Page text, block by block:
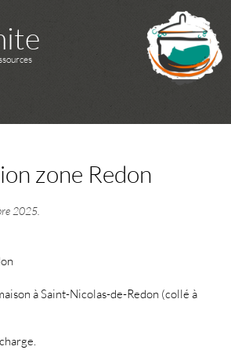
zone Redon
2025
à Saint-Nicolas-de-Redon (collé à